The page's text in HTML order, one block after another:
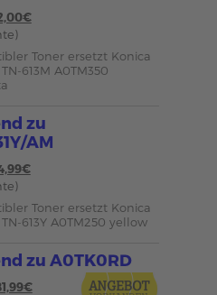
Toner ersetzt Konica
613M A0TM350
zu
AM
Toner ersetzt Konica
613Y A0TM250 yellow
zu A0TK0RD